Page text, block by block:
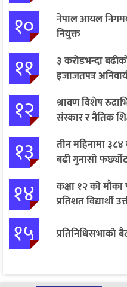
१०
नेपाल आयल
नियुक्त
११
३ करोडभन्दा
इजाजतपत्र
१२
श्रावण विशेष
संस्कार र नैतिक
१३
तीन महिनामा ३८४
बढी गुनासो
१४
कक्षा १२ को मौका
प्रतिशत विद्यार्थी
१५